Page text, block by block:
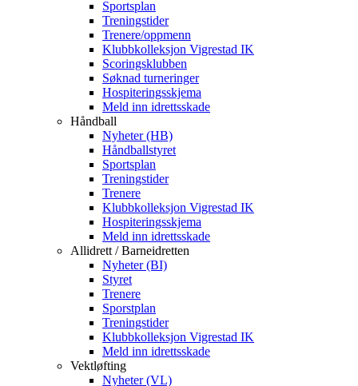
Sportsplan
Treningstider
Trenere/oppmenn
Klubbkolleksjon Vigrestad IK
Scoringsklubben
Søknad turneringer
Hospiteringsskjema
Meld inn idrettsskade
Håndball
Nyheter (HB)
Håndballstyret
Sportsplan
Treningstider
Trenere
Klubbkolleksjon Vigrestad IK
Hospiteringsskjema
Meld inn idrettsskade
Allidrett / Barneidretten
Nyheter (BI)
Styret
Trenere
Sporstplan
Treningstider
Klubbkolleksjon Vigrestad IK
Meld inn idrettsskade
Vektløfting
Nyheter (VL)